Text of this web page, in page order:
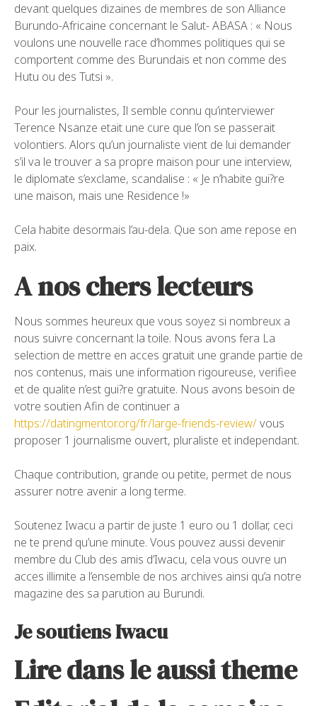
devant quelques dizaines de membres de son Alliance
Burundo-Africaine concernant le Salut- ABASA : « Nous
voulons une nouvelle race d’hommes politiques qui se
comportent comme des Burundais et non comme des
Hutu ou des Tutsi ».
Pour les journalistes, Il semble connu qu’interviewer
Terence Nsanze etait une cure que l’on se passerait
volontiers. Alors qu’un journaliste vient de lui demander
s’il va le trouver a sa propre maison pour une interview,
le diplomate s’exclame, scandalise : « Je n’habite gui?re
une maison, mais une Residence !»
Cela habite desormais l’au-dela. Que son ame repose en
paix.
A nos chers lecteurs
Nous sommes heureux que vous soyez si nombreux a
nous suivre concernant la toile. Nous avons fera La
selection de mettre en acces gratuit une grande partie de
nos contenus, mais une information rigoureuse, verifiee
et de qualite n’est gui?re gratuite. Nous avons besoin de
votre soutien Afin de continuer a
https://datingmentor.org/fr/large-friends-review/vous
proposer 1 journalisme ouvert, pluraliste et independant.
Chaque contribution, grande ou petite, permet de nous
assurer notre avenir a long terme.
Soutenez Iwacu a partir de juste 1 euro ou 1 dollar, ceci
ne te prend qu’une minute. Vous pouvez aussi devenir
membre du Club des amis d’Iwacu, cela vous ouvre un
acces illimite a l’ensemble de nos archives ainsi qu’a notre
magazine des sa parution au Burundi.
Je soutiens Iwacu
Lire dans le aussi theme